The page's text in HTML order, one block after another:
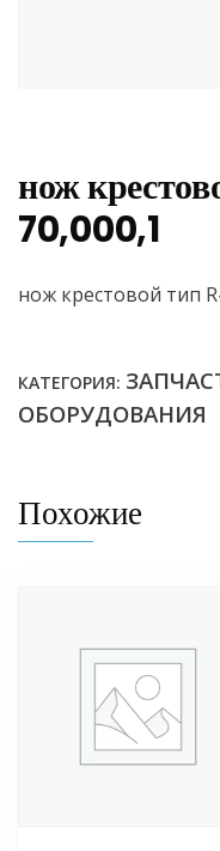
нож
70,000,1
нож крестовой тип
КАТЕГОРИЯ:
ОБОРУДОВАНИЯ
Похожие